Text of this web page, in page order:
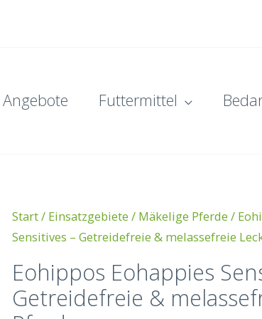
Angebote Futtermittel
Start/ Einsatzgebiete / Mäkelige Pferde /
Sensitives – Getreidefreie & melassefreie
Eohippos Eohappies
Getreidefreie &